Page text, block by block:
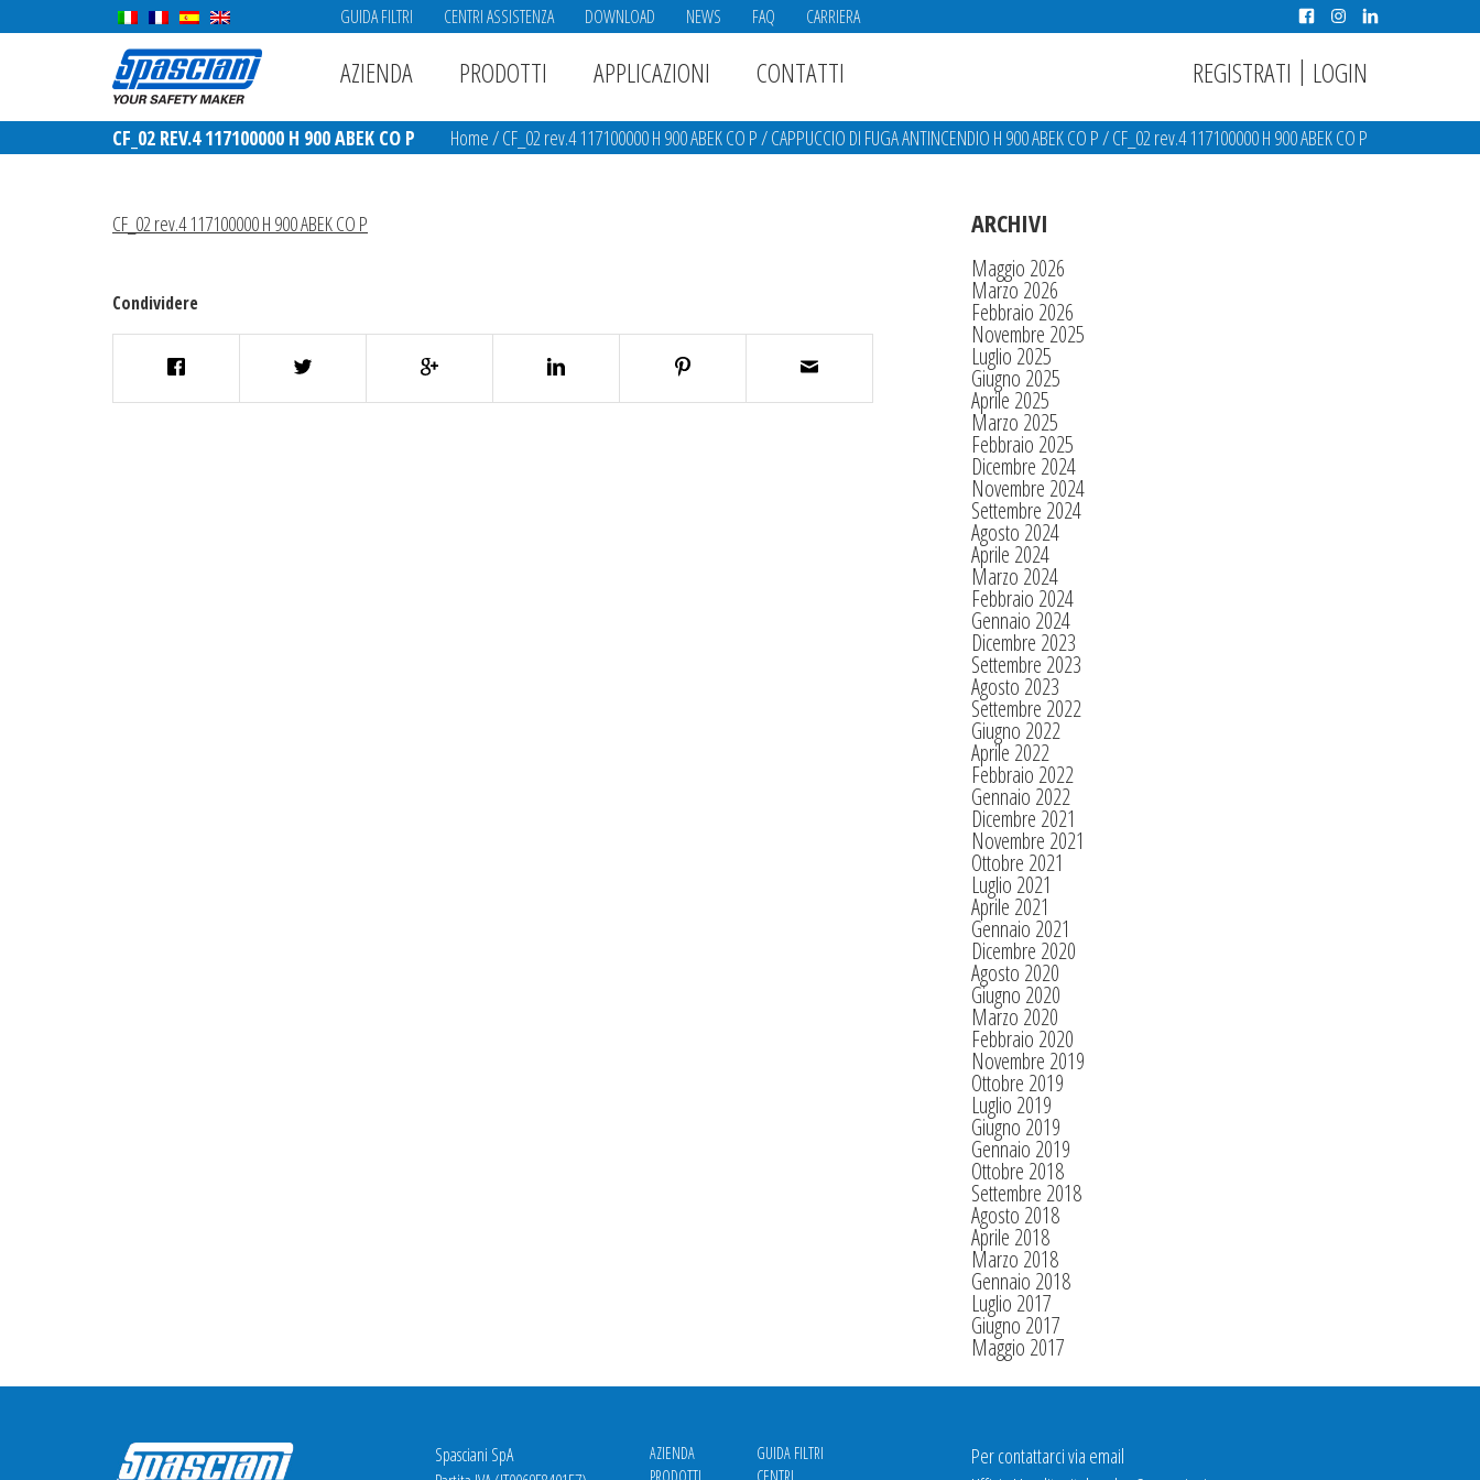
GUIDA FILTRI CENTRI ASSISTENZA DOWNLOAD NEWS FAQ CARRIERA
AZIENDA PRODOTTI APPLICAZIONI CONTATTI REGISTRATI | LOGIN
CF_02 REV.4 117100000 H 900 ABEK CO P Home/CF_02 rev.4 117100000 H 900 ABEK CO P/CAPPUCCIO DI FUGA ANTINCENDIO H 900 ABEK CO P/CF_02 rev.4 117100000 H 900 ABEK CO P
CF_02 rev.4 117100000 H 900 ABEK CO P
Condividere
ARCHIVI
Maggio 2026
Marzo 2026
Febbraio 2026
Novembre 2025
Luglio 2025
Giugno 2025
Aprile 2025
Marzo 2025
Febbraio 2025
Dicembre 2024
Novembre 2024
Settembre 2024
Agosto 2024
Aprile 2024
Marzo 2024
Febbraio 2024
Gennaio 2024
Dicembre 2023
Settembre 2023
Agosto 2023
Settembre 2022
Giugno 2022
Aprile 2022
Febbraio 2022
Gennaio 2022
Dicembre 2021
Novembre 2021
Ottobre 2021
Luglio 2021
Aprile 2021
Gennaio 2021
Dicembre 2020
Agosto 2020
Giugno 2020
Marzo 2020
Febbraio 2020
Novembre 2019
Ottobre 2019
Luglio 2019
Giugno 2019
Gennaio 2019
Ottobre 2018
Settembre 2018
Agosto 2018
Aprile 2018
Marzo 2018
Gennaio 2018
Luglio 2017
Giugno 2017
Maggio 2017
Spasciani SpA
AZIENDA
GUIDA FILTRI
Per contattarci via email